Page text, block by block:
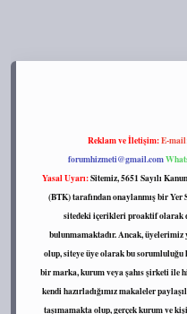
Reklam ve İletişim:E-
forumhizmeti@gmail.com
Yasal Uyarı:Sitemiz, 5651 Sayılı
(BTK) tarafından onaylanmış bir Yer
sitedeki içerikleri proaktif olarak
bulunmamaktadır. Ancak,
olup, siteye üye olarak bu sorumluluğu
bir marka, kurum veya şahıs şirketi ile
kendi hazırladığımız makaleler
taşımamakta olup, gerçek kurum ve